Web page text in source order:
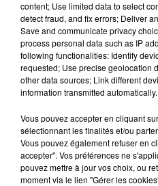
Un service
au Centre
de Dijon. Ce sera
régional de prise
importe la
ouvrira ses
et pourra traiter
content; Use limited data to select
detect fraud, and fix errors; Deliver
Save and communicate privacy
process personal data such as IP
following functionalities: Identify
requested; Use precise geolocation
other data sources; Link different
information transmitted automatically.
Vous pouvez accepter en cliquant
sélectionnant les finalités et/ou
Vous pouvez également refuser en
accepter". Vos préférences ne
pouvez mettre à jour vos choix, ou
moment via le lien "Gérer les